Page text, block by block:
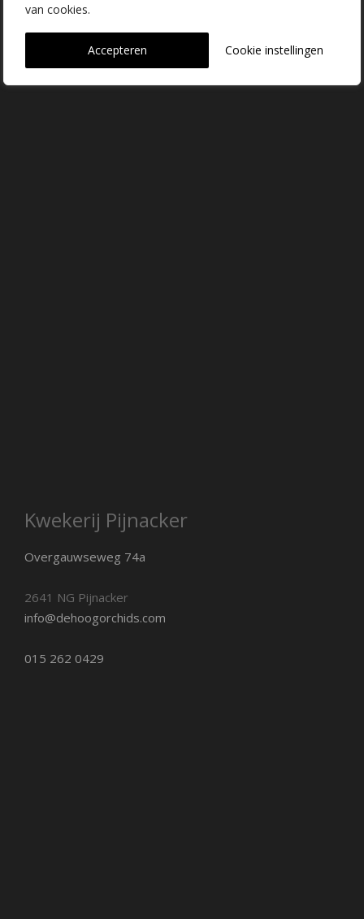
van cookies.
Cookie instellingen
Accepteren
2645 AW Delfgauw
info@dehoogorchids.com
Kwekerij Pijnacker
Overgauwseweg 74a
2641 NG Pijnacker
info@dehoogorchids.com
015 262 0429